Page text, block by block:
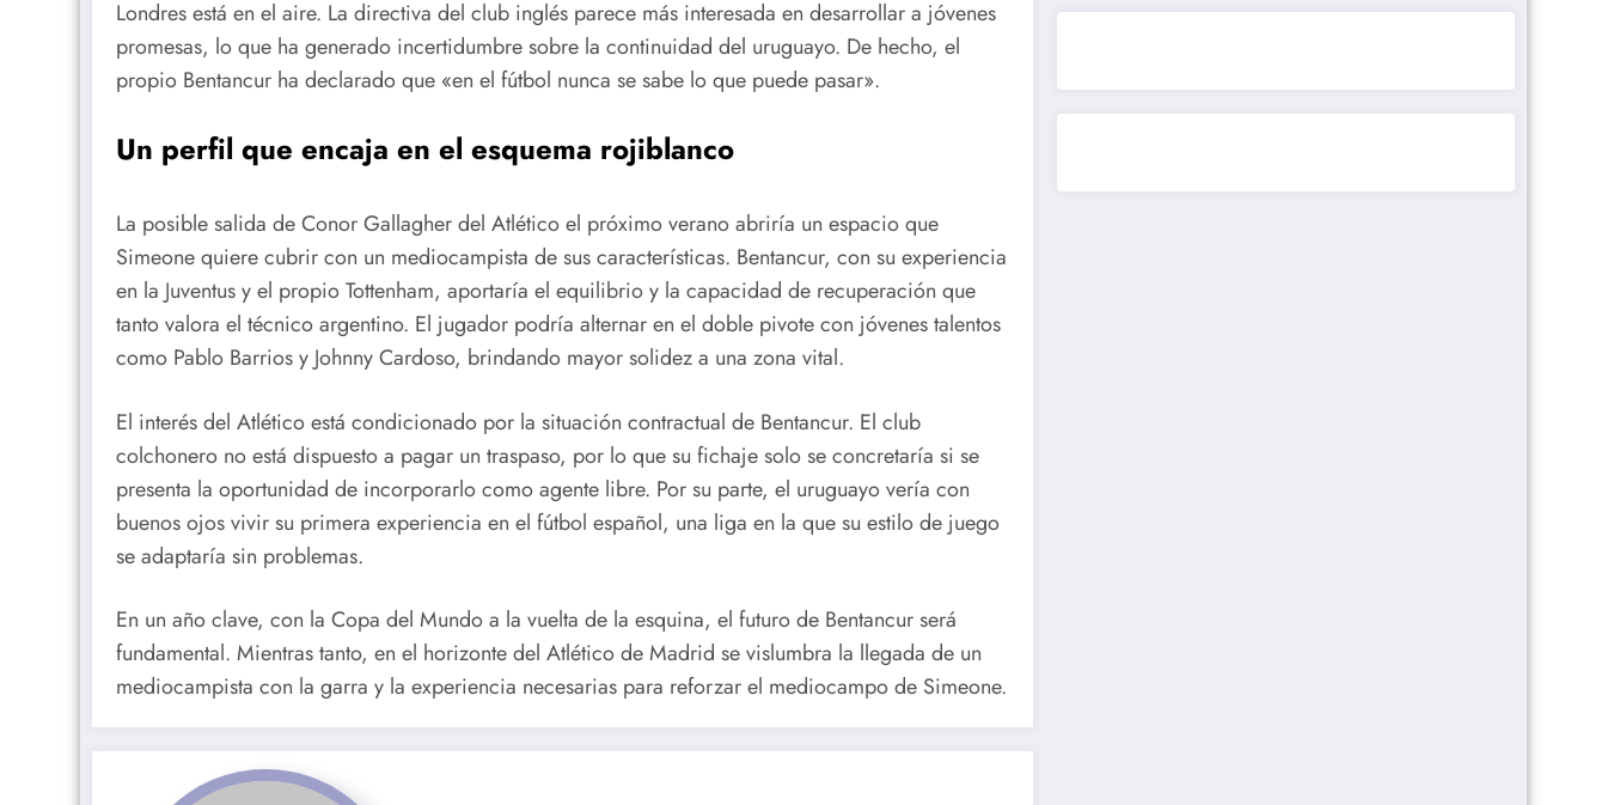
Londres está en el aire. La directiva del club inglés parece más interesada en desarrollar a jóvenes
promesas, lo que ha generado incertidumbre sobre la continuidad del uruguayo. De hecho, el
propio Bentancur ha declarado que «en el fútbol nunca se sabe lo que puede pasar».
Un perfil que encaja en el esquema rojiblanco
La posible salida de Conor Gallagher del Atlético el próximo verano abriría un espacio que
Simeone quiere cubrir con un mediocampista de sus características. Bentancur, con su experiencia
en la Juventus y el propio Tottenham, aportaría el equilibrio y la capacidad de recuperación que
tanto valora el técnico argentino. El jugador podría alternar en el doble pivote con jóvenes talentos
como Pablo Barrios y Johnny Cardoso, brindando mayor solidez a una zona vital.
El interés del Atlético está condicionado por la situación contractual de Bentancur. El club
colchonero no está dispuesto a pagar un traspaso, por lo que su fichaje solo se concretaría si se
presenta la oportunidad de incorporarlo como agente libre. Por su parte, el uruguayo vería con
buenos ojos vivir su primera experiencia en el fútbol español, una liga en la que su estilo de juego
se adaptaría sin problemas.
En un año clave, con la Copa del Mundo a la vuelta de la esquina, el futuro de Bentancur será
fundamental. Mientras tanto, en el horizonte del Atlético de Madrid se vislumbra la llegada de un
mediocampista con la garra y la experiencia necesarias para reforzar el mediocampo de Simeone.